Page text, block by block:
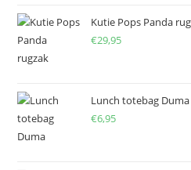
Kutie Pops Panda
€29,95
Lunch totebag Duma
€6,95